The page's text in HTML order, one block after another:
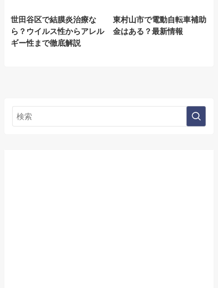
世田谷区で結膜炎治療な
ら？ウイルス性からアレル
ギー性まで徹底解説
東村山市で電動自転車補助
金はある？最新情報